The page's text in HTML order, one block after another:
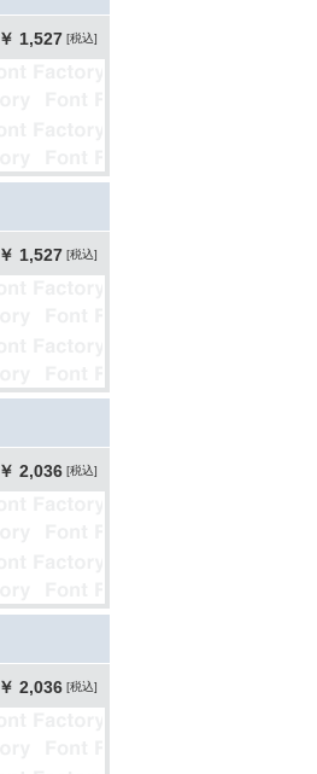
￥ 1,527 [税込]
￥ 1,527 [税込]
￥ 2,036 [税込]
￥ 2,036 [税込]